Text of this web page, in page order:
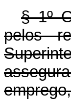
§ 1º
pelos